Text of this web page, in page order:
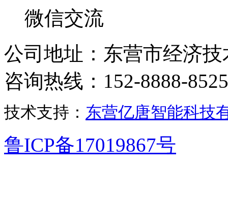
微信交流
公司地址：东营市经济
咨询热线：152-8888-8525
技术支持： 东营亿唐智能科技
鲁ICP备17019867号